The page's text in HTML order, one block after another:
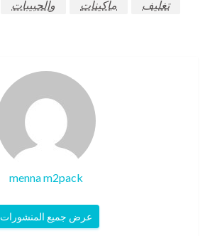
تغليف
ماكينات والحبيبات
menna m2pack
عرض جميع المنشورات